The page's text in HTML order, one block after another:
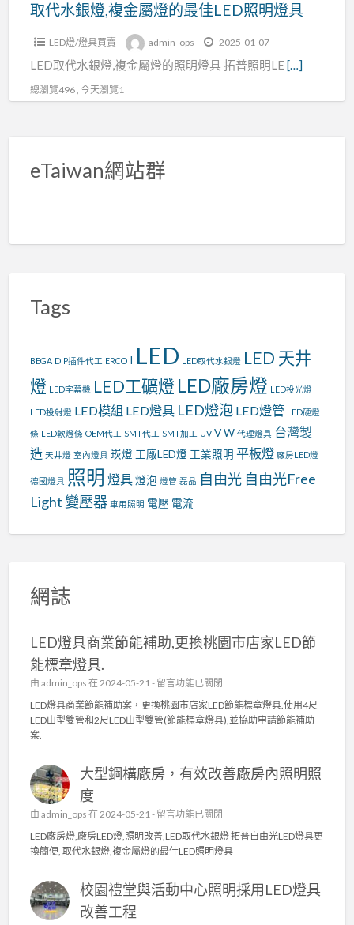
LED
取代水銀燈,複金屬燈的最佳LED照明燈具
LED燈/燈具買賣 admin_ops 2025-01-07
LED取代水銀燈,複金屬燈的照明燈具 拓普照明LE[…]
總瀏覽496 , 今天瀏覽1
eTaiwan網站群
Tags
BEGA DIP插件代工 ERCO I LED LED取代水銀燈 LED 天井
燈 LED字幕機 LED工礦燈 LED廠房燈 LED投光燈
LED投射燈 LED模組 LED燈具 LED燈泡 LED燈管 LED硬燈
條 LED軟燈條 OEM代工 SMT代工 SMT加工 UV V W 代理燈具 台灣製
造 天井燈 室內燈具 崁燈 工廠LED燈 工業照明 平板燈 廠房LED燈
德國燈具 照明 燈具 燈泡 燈管 磊晶 自由光 自由光Free
Light變壓器 車用照明 電壓 電流
網誌
LED燈具商業節能補助,更換桃園市店家LED節
能標章燈具.
由 admin_ops 在 2024-05-21 - 在
〈
L
E
具
節
能
補
更
桃
留言功能已關閉
LED燈具商業節能補助案，更換桃園市店家LED節能標章燈具.使用4尺
LED山型雙管和2尺LED山型雙管(節能標章燈具),並協助申請節能補助
案.
大型鋼構廠房，有效改善廠房內照明照
度
由 admin_ops 在 2024-05-21 - 在
〈
大
型
構
留言功能已關閉
LED廠房燈,廠房LED燈,照明改善,LED取代水銀燈 拓普自由光LED燈具更
換簡便, 取代水銀燈,複金屬燈的最佳LED照明燈具
校園禮堂與活動中心照明採用LED燈具
改善工程